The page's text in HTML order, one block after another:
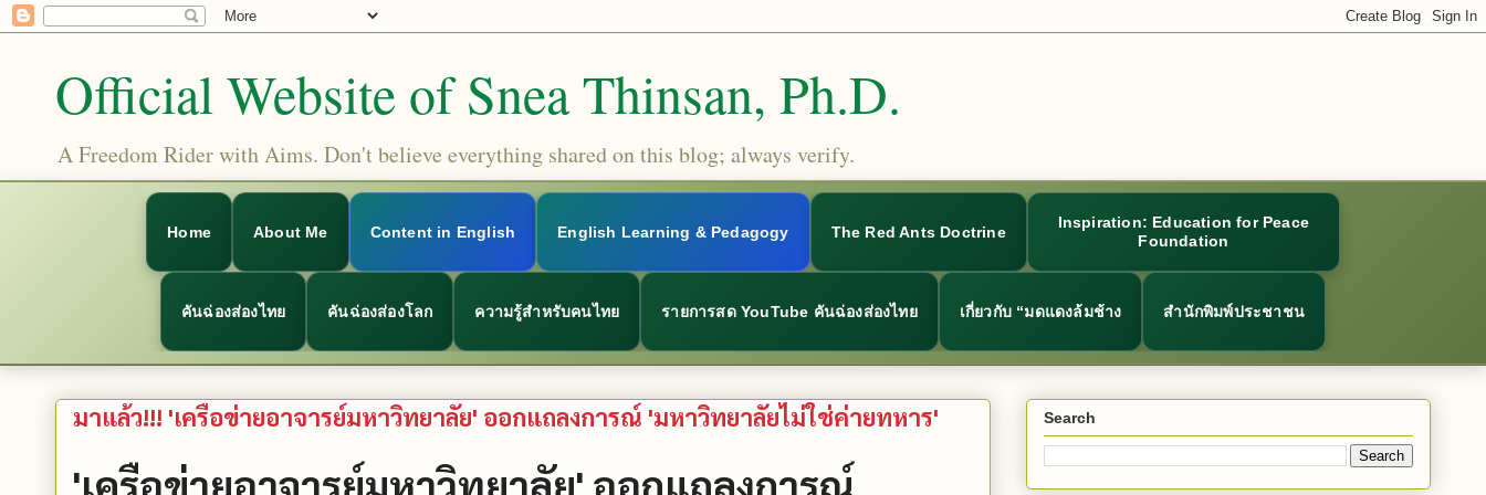
Official Website of Snea Thinsan, Ph.D.
A Freedom Rider with Aims. Don't believe everything shared on this blog; always verify.
Home About Me Content in English English Learning & Pedagogy The Red Ants Doctrine
Inspiration: Education for Peace
Foundation
คันฉ่องส่องไทย คันฉ่องส่องโลก ความรู้สำหรับคนไทย รายการสด YouTube คันฉ่องส่องไทย เกี่ยวกับ “มดแดงล้มช้าง สำนักพิมพ์ประชาชน
มาแล้ว!!! 'เครือข่ายอาจารย์มหาวิทยาลัย' ออกแถลงการณ์ 'มหาวิทยาลัยไม่ใช่ค่ายทหาร'
'เครือข่ายอาจารย์มหาวิทยาลัย' ออกแถลงการณ์
Search